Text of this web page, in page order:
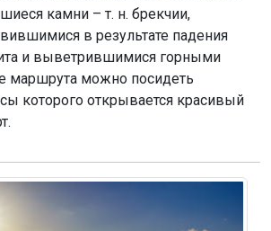
камни – т. н. брекчии,
в результате падения
и выветрившимися горными
маршрута можно посидеть
которого открывается красивый